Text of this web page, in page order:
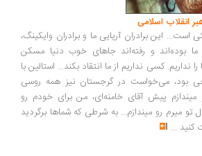
اسلامی
برادران آریایی ما و برادران وایکینگ،
و رفته‌اند جاهای خوب دنیا مسکن
کسی نداریم از ما انتقاد بکند... استالین با
می‌خواست در گرجستان نیز همه روسی
پیش آقای خامنه‌ای، من برای خودم رو
رو میندازم... به شرطی که شماها برگردید